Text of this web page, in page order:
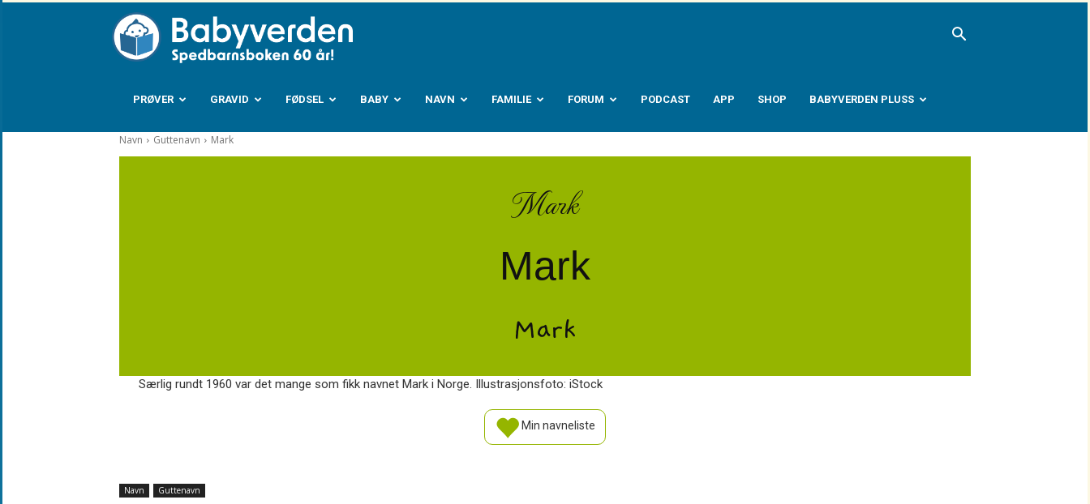
Babyverden.no
PRØVER GRAVID FØDSEL BABY NAVN FAMILIE FORUM PODCAST APP SHOP BABYVERDEN PLUSS
Navn Guttenavn Mark
Mark
Mark
Mark
Særlig rundt 1960 var det mange som fikk navnet Mark i Norge. Illustrasjonsfoto: iStock
Min navneliste
Navn Guttenavn